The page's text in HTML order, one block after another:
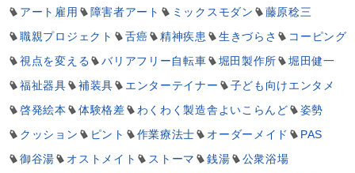
アート雇用
障害者アート ミックスモダン
藤原稔三
職親プロジェクト
舌癌 精神疾患 生きづらさ
コーピング
視点を変える
バリアフリー自転車 堀田製作所
堀田健一
福祉器具
補装具 エンターテイナー
子ども向けエンタメ
啓発絵本
体験格差 わくわく製造舎よいこらんど
姿勢
クッション
ピント 作業療法士 オーダーメイド
PAS
御谷湯
オストメイト ストーマ 銭湯
公衆浴場